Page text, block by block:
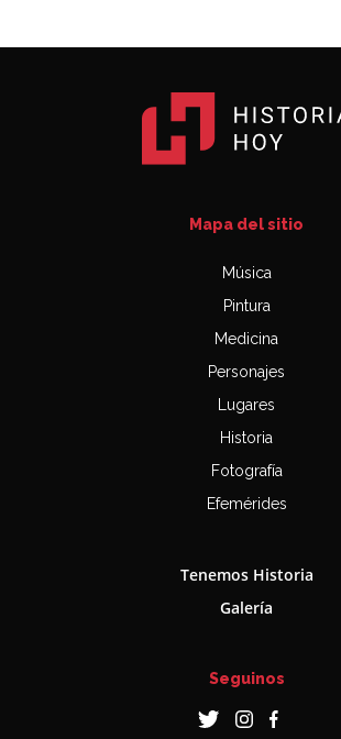
Mapa del sitio
Música
Pintura
Medicina
Personajes
Lugares
Historia
Fotografía
Efemérides
Tenemos Historia
Galería
Seguinos